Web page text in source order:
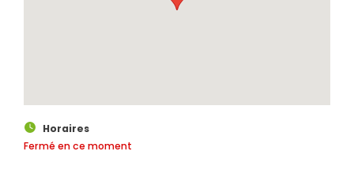
Horaires
Fermé en ce moment